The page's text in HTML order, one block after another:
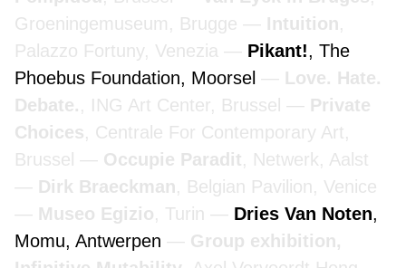
Groeningemuseum, Brugge
Intuition,
Palazzo Fortuny, Venezia
Pikant!, The
Phoebus Foundation, Moorsel
Love. Hate.
Debate., ING Art Center, Brussel
Private
Choices, Centrale For Contemporary Art,
Brussel
Occupie Paradit, Netwerk, Aalst
Dirk Braeckman, Belgian Pavilion, Venice
Museo Egizio, Turin Dries Van Noten,
Momu, Antwerpen
Group exhibition,